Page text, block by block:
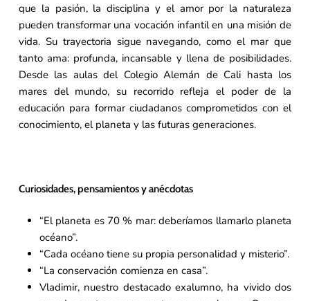
que la pasión, la disciplina y el amor por la naturaleza
pueden transformar una vocación infantil en una misión de
vida. Su trayectoria sigue navegando, como el mar que
tanto ama: profunda, incansable y llena de posibilidades.
Desde las aulas del Colegio Alemán de Cali hasta los
mares del mundo, su recorrido refleja el poder de la
educación para formar ciudadanos comprometidos con el
conocimiento, el planeta y las futuras generaciones.
Curiosidades, pensamientos y anécdotas
“El planeta es 70 % mar: deberíamos llamarlo planeta
océano”.
“Cada océano tiene su propia personalidad y misterio”.
“La conservación comienza en casa”.
Vladimir, nuestro destacado exalumno, ha vivido dos